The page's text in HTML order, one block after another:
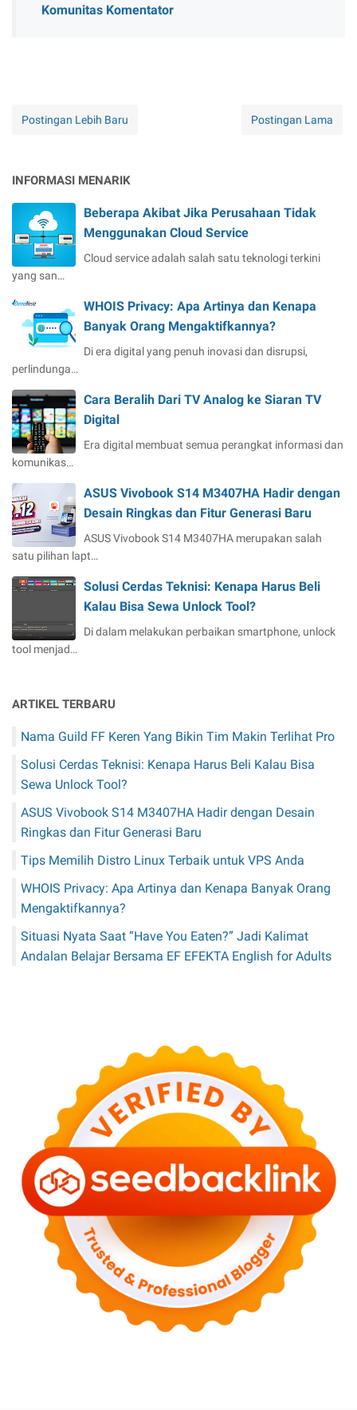
Komunitas Komentator
Postingan Lebih Baru Postingan Lama
INFORMASI MENARIK
Beberapa Akibat Jika Perusahaan Tidak
Menggunakan Cloud Service
Cloud service adalah salah satu teknologi terkini
yang san…
WHOIS Privacy: Apa Artinya dan Kenapa
Banyak Orang Mengaktifkannya?
Di era digital yang penuh inovasi dan disrupsi,
perlindunga…
Cara Beralih Dari TV Analog ke Siaran TV
Digital
Era digital membuat semua perangkat informasi dan
komunikas…
ASUS Vivobook S14 M3407HA Hadir dengan
Desain Ringkas dan Fitur Generasi Baru
ASUS Vivobook S14 M3407HA merupakan salah
satu pilihan lapt…
Solusi Cerdas Teknisi: Kenapa Harus Beli
Kalau Bisa Sewa Unlock Tool?
Di dalam melakukan perbaikan smartphone, unlock
tool menjad…
ARTIKEL TERBARU
Nama Guild FF Keren Yang Bikin Tim Makin Terlihat Pro
Solusi Cerdas Teknisi: Kenapa Harus Beli Kalau Bisa
Sewa Unlock Tool?
ASUS Vivobook S14 M3407HA Hadir dengan Desain
Ringkas dan Fitur Generasi Baru
Tips Memilih Distro Linux Terbaik untuk VPS Anda
WHOIS Privacy: Apa Artinya dan Kenapa Banyak Orang
Mengaktifkannya?
Situasi Nyata Saat “Have You Eaten?” Jadi Kalimat
Andalan Belajar Bersama EF EFEKTA English for Adults